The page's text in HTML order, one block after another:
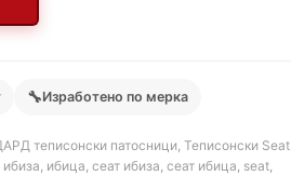
🔧Изработено по мерка
теписонски патосници Теписонски Seat
ибиза ибица сеат ибиза сеат ибица seat